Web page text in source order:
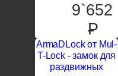
9`652
P
ArmaDLock от Mul-
T-Lock - замок для
раздвижных